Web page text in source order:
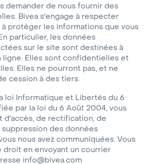
demander de nous fournir des
Bivea s'engage à respecter
protéger les informations que vous
particulier, les données
sur le site sont destinées à
ligne. Elles sont confidentielles et
Elles ne pourront pas, et ne
cession à des tiers.
loi Informatique et Libertés du 6
par la loi du 6 Août 2004, vous
d'accès, de rectification, de
des données
nous avez communiquées. Vous
droit en envoyant un courrier
info@bivea.com